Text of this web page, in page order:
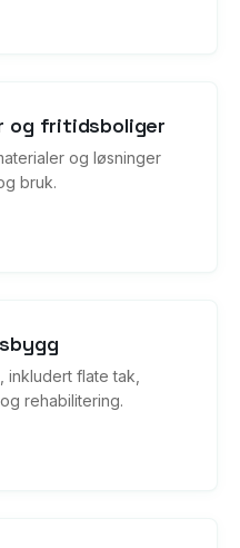
og fritidsboliger
og løsninger
bruk.
flate tak,
rehabilitering.